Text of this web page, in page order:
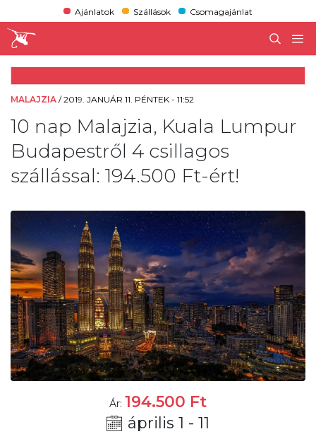
Ajánlatok Szállások Csomagajánlat
MALAJZIA /2019. JANUÁR 11. PÉNTEK - 11:52
10 nap Malajzia, Kuala Lumpur
Budapestről 4 csillagos
szállással: 194.500 Ft-ért!
Ár: 194.500 Ft
április 1 - 11